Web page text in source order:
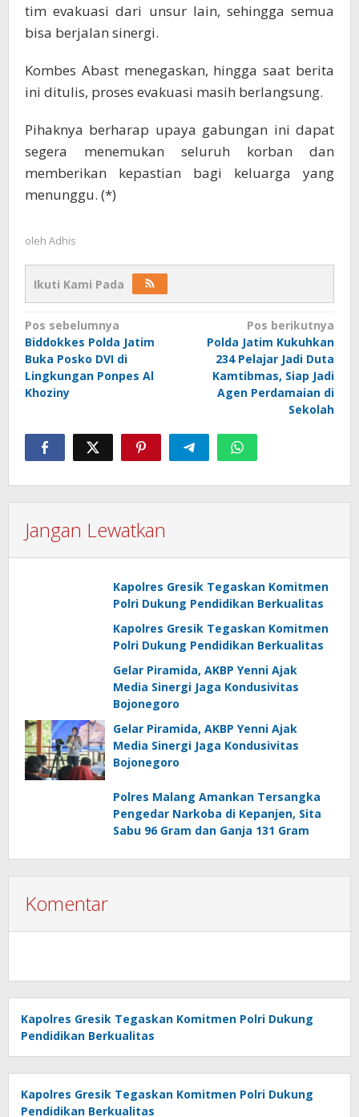
tim evakuasi dari unsur lain, sehingga semua
bisa berjalan sinergi.
Kombes Abast menegaskan, hingga saat berita
ini ditulis, proses evakuasi masih berlangsung.
Pihaknya berharap upaya gabungan ini dapat
segera menemukan seluruh korban dan
memberikan kepastian bagi keluarga yang
menunggu. (*)
oleh Adhis
Ikuti Kami Pada
Navigasi
pos
Pos sebelumnya
Biddokkes Polda Jatim
Buka Posko DVI di
Lingkungan Ponpes Al
Khoziny
Pos berikutnya
Polda Jatim Kukuhkan
234 Pelajar Jadi Duta
Kamtibmas, Siap Jadi
Agen Perdamaian di
Sekolah
Jangan Lewatkan
Kapolres Gresik Tegaskan Komitmen
Polri Dukung Pendidikan Berkualitas
Kapolres Gresik Tegaskan Komitmen
Polri Dukung Pendidikan Berkualitas
Gelar Piramida, AKBP Yenni Ajak
Media Sinergi Jaga Kondusivitas
Bojonegoro
Gelar Piramida, AKBP Yenni Ajak
Media Sinergi Jaga Kondusivitas
Bojonegoro
Polres Malang Amankan Tersangka
Pengedar Narkoba di Kepanjen, Sita
Sabu 96 Gram dan Ganja 131 Gram
Komentar
Kapolres Gresik Tegaskan Komitmen Polri Dukung
Pendidikan Berkualitas
Kapolres Gresik Tegaskan Komitmen Polri Dukung
Pendidikan Berkualitas